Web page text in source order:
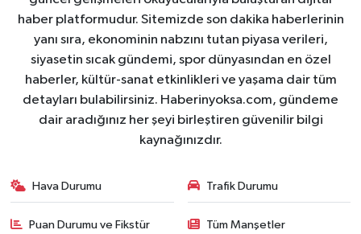
haber platformudur. Sitemizde son dakika haberlerinin
yanı sıra, ekonominin nabzını tutan piyasa verileri,
siyasetin sıcak gündemi, spor dünyasından en özel
haberler, kültür-sanat etkinlikleri ve yaşama dair tüm
detayları bulabilirsiniz. Haberinyoksa.com, gündeme
dair aradığınız her şeyi birleştiren güvenilir bilgi
kaynağınızdır.
Hava Durumu Trafik Durumu
Puan Durumu ve Fikstür Tüm Manşetler